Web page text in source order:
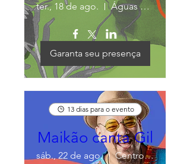
ter., 18 de ago. Águas de São Pedro
Garanta seu presença
13 dias para o evento
Maikão canta Gil
sáb., 22 de ago. Centro de Convenções de Águas de São Ped